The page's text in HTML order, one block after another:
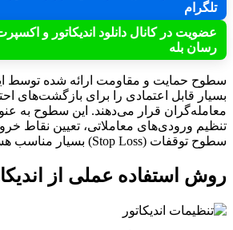
تلگرام
عضویت در کانال دانلود اندیکاتور و
رسان بله
سطوح حمایت و مقاومت ارائه شده توسط
بسیار قابل اعتمادی را برای بازگشت‌های
معامله‌گران قرار می‌دهند. این سطوح به
تنظیم ورودی‌های معاملاتی، تعیین نقاط
سطوح توقفات (Stop Loss) بسیار مناسب هستند.
روش استفاده عملی از